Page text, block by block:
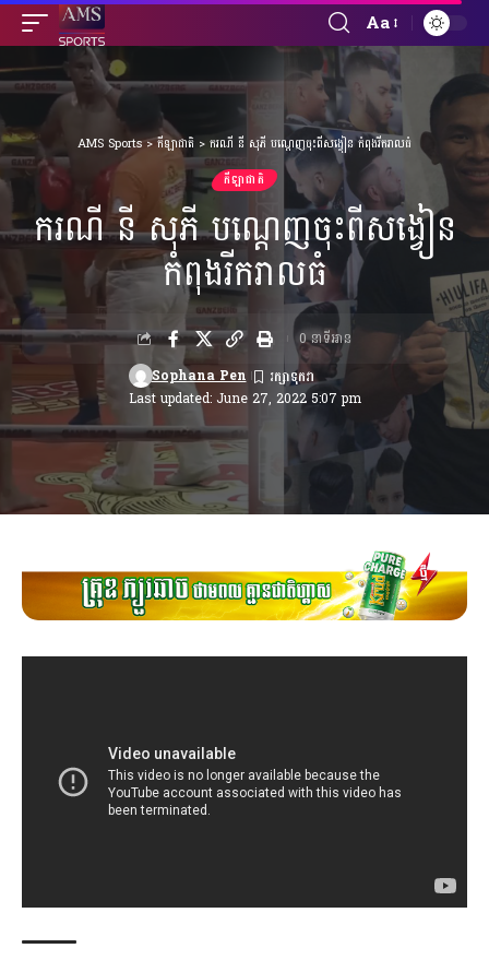
Font
Resizer
Aa
AMS Sports>កីឡាជាតិ > ករណី នី សុភី បណ្ដេញចុះពីសង្វៀន កំពុងរីករាលធំ
កីឡាជាតិ
ករណី នី សុភី បណ្ដេញចុះពីសង្វៀន
កំពុងរីករាលធំ
Last updated: June 27, 2022 5:07 pm
Sophana Pen
0 នាទីអាន